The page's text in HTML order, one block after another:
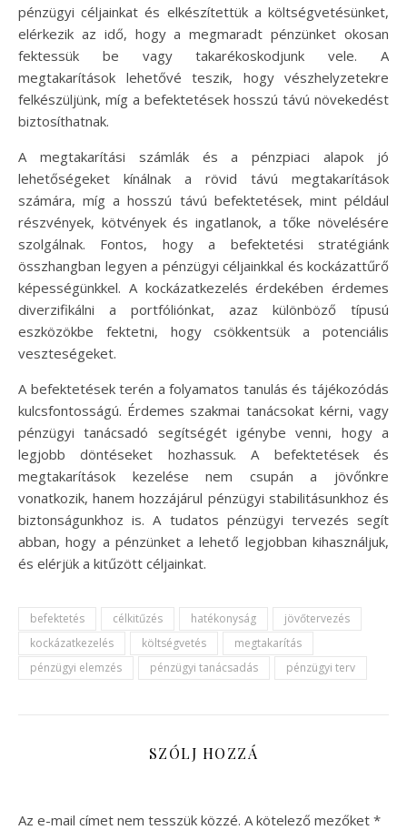
pénzügyi céljainkat és elkészítettük a költségvetésünket,
elérkezik az idő, hogy a megmaradt pénzünket okosan
fektessük be vagy takarékoskodjunk vele. A
megtakarítások lehetővé teszik, hogy vészhelyzetekre
felkészüljünk, míg a befektetések hosszú távú növekedést
biztosíthatnak.
A megtakarítási számlák és a pénzpiaci alapok jó
lehetőségeket kínálnak a rövid távú megtakarítások
számára, míg a hosszú távú befektetések, mint például
részvények, kötvények és ingatlanok, a tőke növelésére
szolgálnak. Fontos, hogy a befektetési stratégiánk
összhangban legyen a pénzügyi céljainkkal és kockázattűrő
képességünkkel. A kockázatkezelés érdekében érdemes
diverzifikálni a portfóliónkat, azaz különböző típusú
eszközökbe fektetni, hogy csökkentsük a potenciális
veszteségeket.
A befektetések terén a folyamatos tanulás és tájékozódás
kulcsfontosságú. Érdemes szakmai tanácsokat kérni, vagy
pénzügyi tanácsadó segítségét igénybe venni, hogy a
legjobb döntéseket hozhassuk. A befektetések és
megtakarítások kezelése nem csupán a jövőnkre
vonatkozik, hanem hozzájárul pénzügyi stabilitásunkhoz és
biztonságunkhoz is. A tudatos pénzügyi tervezés segít
abban, hogy a pénzünket a lehető legjobban kihasználjuk,
és elérjük a kitűzött céljainkat.
befektetés célkitűzés hatékonyság
jövőtervezés
kockázatkezelés
költségvetés
megtakarítás
pénzügyi elemzés
pénzügyi tanácsadás pénzügyi terv
SZÓLJ HOZZÁ
Az e-mail címet nem tesszük közzé. A kötelező mezőket *